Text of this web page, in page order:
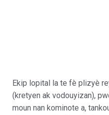
Ekip lopital la te fè plizyè
(kretyen ak vodouyizan),
moun nan kominote a,